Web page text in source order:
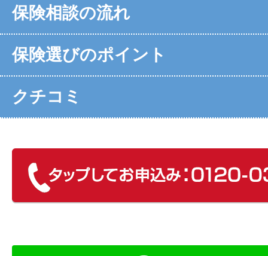
保険相談の流れ
保険選びのポイント
クチコミ